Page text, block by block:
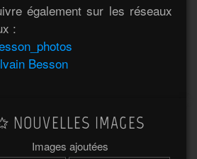
également sur les réseaux
:
Besson
NOUVELLES IMAGES
Images ajoutées